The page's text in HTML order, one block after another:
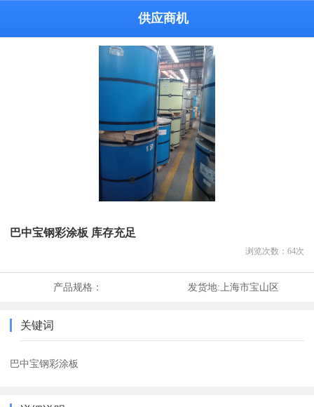
供应商机
巴中宝钢彩涂板 库存充足
浏览次数： 64次
产品规格： 发货地:上海市宝山区
关键词
巴中宝钢彩涂板